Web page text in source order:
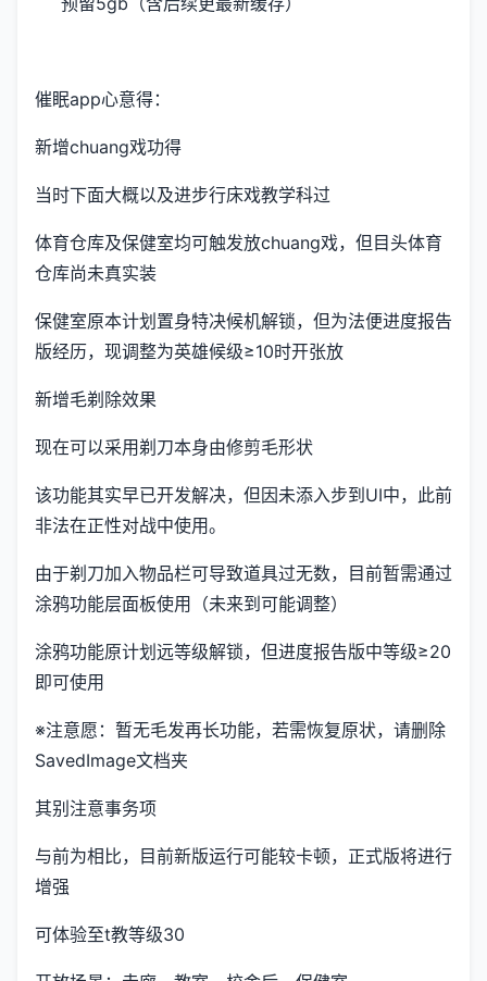
催眠app心意得：
新增chuang戏功得
当时下面大概以及进步行床戏教学科过
体育仓库及保健室均可触发放chuang戏，但目头体育
仓库尚未真实装
保健室原本计划置身特决候机解锁，但为法便进度报告
版经历，现调整为英雄候级≥10时开张放
新增毛剃除效果
现在可以采用剃刀本身由修剪毛形状
该功能其实早已开发解决，但因未添入步到UI中，此前
非法在正性对战中使用。
由于剃刀加入物品栏可导致道具过无数，目前暂需通过
涂鸦功能层面板使用（未来到可能调整）
涂鸦功能原计划远等级解锁，但进度报告版中等级≥20
即可使用
※注意愿 ：暂无毛发再长功能，若需恢复原状，请删除
SavedImage文档夹
其别注意事务项
与前为相比，目前新版运行可能较卡顿，正式版将进行
增强
可体验至t教等级30